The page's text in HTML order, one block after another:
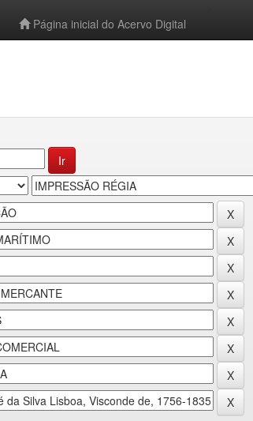
Página inicial do Acervo Digital